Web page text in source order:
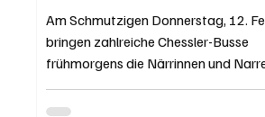
Am Schmutzigen Donnerstag, 12.
bringen zahlreiche Chessler-Busse
frühmorgens die Närrinnen und
und bequem an die Solothurner
Während den verschiedenen